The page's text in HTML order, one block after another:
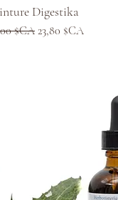
Digestika
original
$CA Prix promotionnel
23,80 $CA